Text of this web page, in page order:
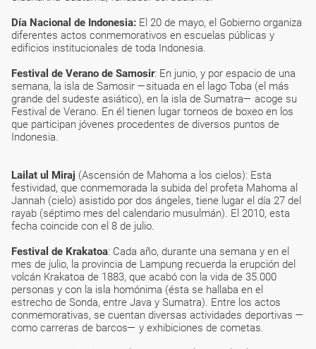
Día Nacional de Indonesia: El 20 de mayo, el Gobierno organiza
diferentes actos conmemorativos en escuelas públicas y
edificios institucionales de toda Indonesia.
Festival de Verano de Samosir: En junio, y por espacio de una
semana, la isla de Samosir —situada en el lago Toba (el más
grande del sudeste asiático), en la isla de Sumatra— acoge su
Festival de Verano. En él tienen lugar torneos de boxeo en los
que participan jóvenes procedentes de diversos puntos de
Indonesia.
Lailat ul Miraj (Ascensión de Mahoma a los cielos): Esta
festividad, que conmemorada la subida del profeta Mahoma al
Jannah (cielo) asistido por dos ángeles, tiene lugar el día 27 del
rayab (séptimo mes del calendario musulmán). El 2010, esta
fecha coincide con el 8 de julio.
Festival de Krakatoa: Cada año, durante una semana y en el
mes de julio, la provincia de Lampung recuerda la erupción del
volcán Krakatoa de 1883, que acabó con la vida de 35.000
personas y con la isla homónima (ésta se hallaba en el
estrecho de Sonda, entre Java y Sumatra). Entre los actos
conmemorativas, se cuentan diversas actividades deportivas —
como carreras de barcos— y exhibiciones de cometas.